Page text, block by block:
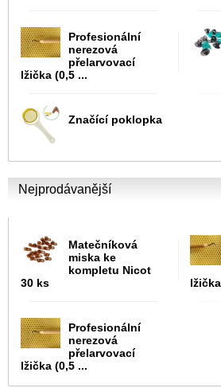
Profesionální
nerezová
přelarvovací
lžička (0,5 ...
Značící poklopka
Nejprodávanější
Matečníková
miska ke
kompletu Nicot
30 ks
Profesionální
nerezová
přelarvovací
lžička (0,5 ...